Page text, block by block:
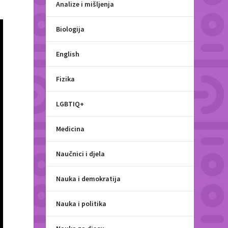
Analize i mišljenja
Biologija
English
Fizika
LGBTIQ+
Medicina
Naučnici i djela
Nauka i demokratija
Nauka i politika